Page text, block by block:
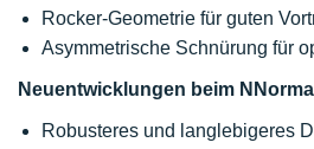
Rocker-Geometrie für guten
Asymmetrische Schnürung für
Neuentwicklungen beim
Robusteres und langlebigeres